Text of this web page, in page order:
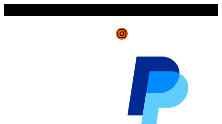
Instagram